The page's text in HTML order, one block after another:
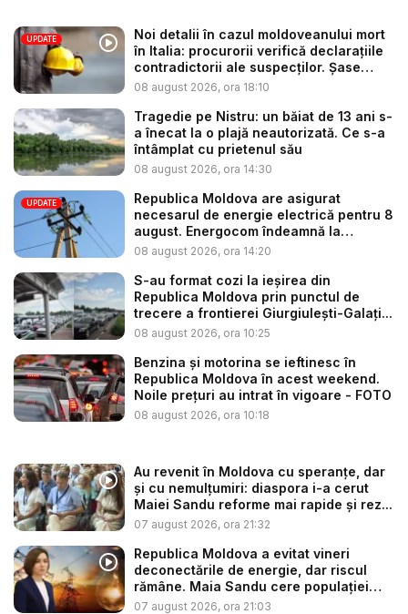
UPDATE
Noi detalii în cazul moldoveanului mort
în Italia: procurorii verifică declarațiile
contradictorii ale suspecților. Șase
per...
08 august 2026, ora 18:10
Tragedie pe Nistru: un băiat de 13 ani s-
a înecat la o plajă neautorizată. Ce s-a
întâmplat cu prietenul său
08 august 2026, ora 14:30
UPDATE
Republica Moldova are asigurat
necesarul de energie electrică pentru 8
august. Energocom îndeamnă la
consu...
08 august 2026, ora 14:20
S-au format cozi la ieșirea din
Republica Moldova prin punctul de
trecere a frontierei Giurgiulești-Galați...
08 august 2026, ora 10:25
Benzina și motorina se ieftinesc în
Republica Moldova în acest weekend.
Noile prețuri au intrat în vigoare - FOTO
08 august 2026, ora 10:18
Au revenit în Moldova cu speranțe, dar
și cu nemulțumiri: diaspora i-a cerut
Maiei Sandu reforme mai rapide și rez...
07 august 2026, ora 21:32
Republica Moldova a evitat vineri
deconectările de energie, dar riscul
rămâne. Maia Sandu cere populației
să...
07 august 2026, ora 21:03